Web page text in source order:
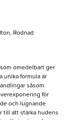
Rodnad
omedelbart ger
unika formula är
såsom
för
och lugnande
till att stärka hudens